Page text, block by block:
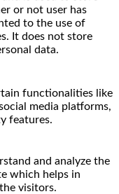
or not user has
to the use of
It does not store
data.
functionalities like
media platforms,
features.
and analyze the
which helps in
visitors.